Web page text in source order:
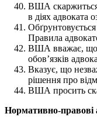
ВША скаржиться
в діях адвоката
Правила
ВША вважає, що
обов’язків
Вказує, що
рішення про
ВША просить
Нормативно-правові